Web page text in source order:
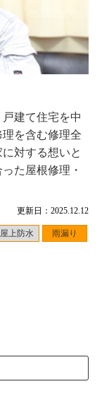
更新日：2025.12.12
屋上防水 雨漏り
建て住宅を中
を含む修理全
対する想いと
た屋根修理・